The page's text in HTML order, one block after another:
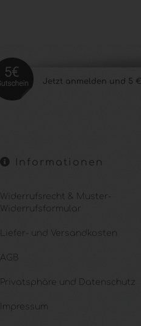
Jetzt anmelden und 5
Informationen
Widerrufsrecht & Muster-
Widerrufsformular
Liefer- und Versandkosten
AGB
Privatsphäre und Datenschutz
Impressum